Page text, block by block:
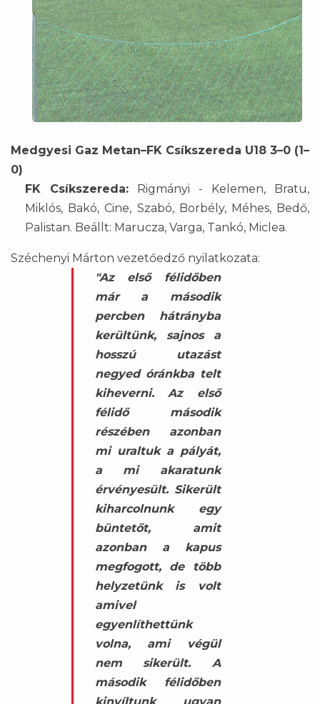
Medgyesi Gaz Metan–FK Csíkszereda U18 3–0 (1–
0)
FK Csíkszereda: Rigmányi - Kelemen, Bratu,
Miklós, Bakó, Cine, Szabó, Borbély, Méhes, Bedő,
Palistan. Beállt: Marucza, Varga, Tankó, Miclea.
Széchenyi Márton vezetőedző nyilatkozata:
"Az első félidőben
már a második
percben hátrányba
kerültünk, sajnos a
hosszú utazást
negyed óránkba telt
kiheverni. Az első
félidő második
részében azonban
mi uraltuk a pályát,
a mi akaratunk
érvényesült. Sikerült
kiharcolnunk egy
büntetőt, amit
azonban a kapus
megfogott, de több
helyzetünk is volt
amivel
egyenlíthettünk
volna, ami végül
nem sikerült. A
második félidőben